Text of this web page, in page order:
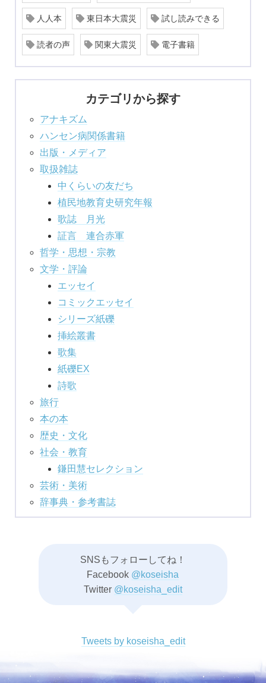
人人本 東日本大震災 試し読みできる
読者の声 関東大震災 電子書籍
カテゴリから探す
アナキズム
ハンセン病関係書籍
出版・メディア
取扱雑誌
中くらいの友だち
植民地教育史研究年報
歌誌 月光
証言 連合赤軍
哲学・思想・宗教
文学・評論
エッセイ
コミックエッセイ
シリーズ紙礫
挿絵叢書
歌集
紙礫EX
詩歌
旅行
本の本
歴史・文化
社会・教育
鎌田慧セレクション
芸術・美術
辞事典・参考書誌
SNSもフォローしてね！
Facebook @koseisha
Twitter @koseisha_edit
Tweets by koseisha_edit